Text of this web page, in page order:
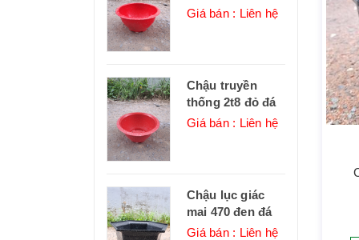
Giá bán : Liên hệ
Chậu truyền
thống 2t8 đỏ đá
Giá bán : Liên hệ
Chậu lục giác
mai 470 đen đá
Giá bán : Liên hệ